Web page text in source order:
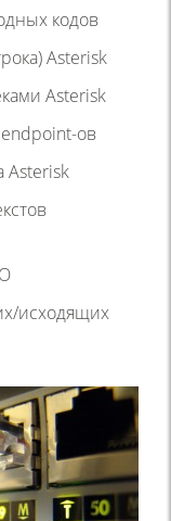
кодов
Asterisk
Asterisk
ов
Asterisk
исходящих